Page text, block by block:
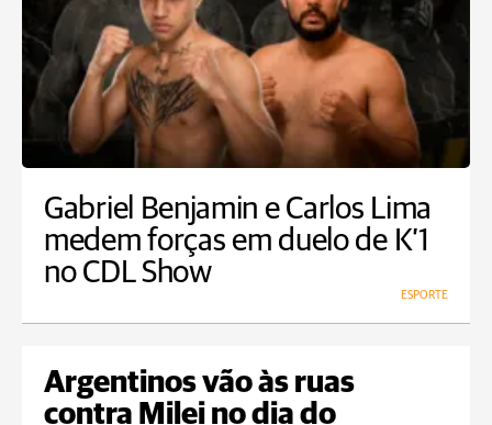
Gabriel Benjamin e Carlos Lima
medem forças em duelo de K’1
no CDL Show
ESPORTE
Argentinos vão às ruas
contra Milei no dia do